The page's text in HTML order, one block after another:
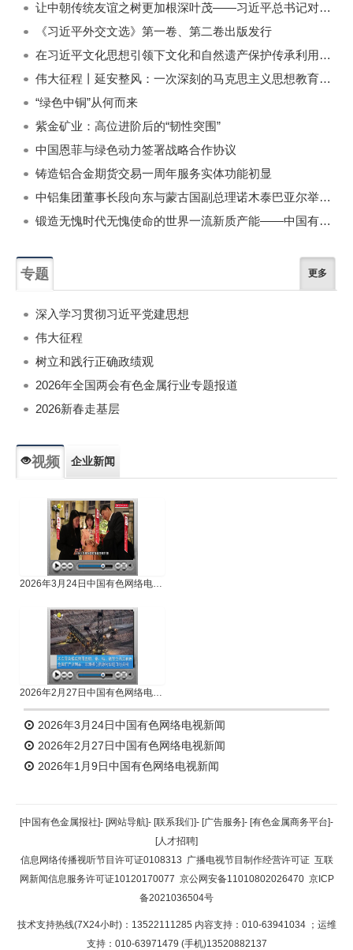
让中朝传统友谊之树更加根深叶茂——习近平总书记对朝鲜进行国事访问纪实
《习近平外交文选》第一卷、第二卷出版发行
在习近平文化思想引领下文化和自然遗产保护传承利用工作开创新局面
伟大征程丨延安整风：一次深刻的马克思主义思想教育运动
“绿色中铜”从何而来
紫金矿业：高位进阶后的“韧性突围”
中国恩菲与绿色动力签署战略合作协议
铸造铝合金期货交易一周年服务实体功能初显
中铝集团董事长段向东与蒙古国副总理诺木泰巴亚尔举行会谈
锻造无愧时代无愧使命的世界一流新质产能——中国有色金属工业的战略应对与破局之道（二）
专题 更多
深入学习贯彻习近平党建思想
伟大征程
树立和践行正确政绩观
2026年全国两会有色金属行业专题报道
2026新春走基层
视频 企业新闻
2026年3月24日中国有色网络电视新闻
2026年2月27日中国有色网络电视新闻
2026年3月24日中国有色网络电视新闻
2026年2月27日中国有色网络电视新闻
2026年1月9日中国有色网络电视新闻
[中国有色金属报社]- [网站导航]- [联系我们]- [广告服务]- [有色金属商务平台]-
[人才招聘]
信息网络传播视听节目许可证0108313 广播电视节目制作经营许可证 互联
网新闻信息服务许可证10120170077 京公网安备11010802026470 京ICP
备2021036504号
技术支持热线(7X24小时)：13522111285 内容支持：010-63941034 ；运维
支持：010-63971479 (手机)13520882137